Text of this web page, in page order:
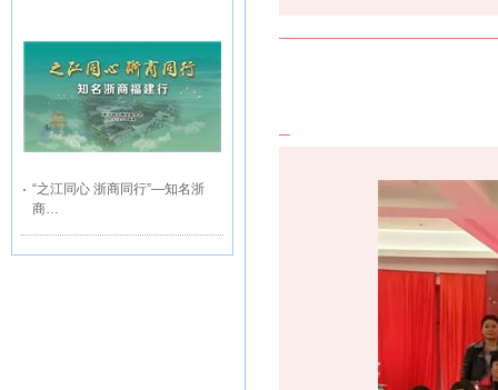
“之江同心 浙商同行”—知名浙
商…